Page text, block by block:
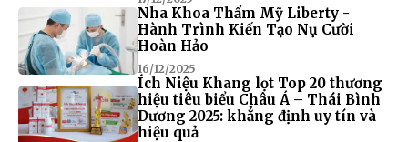
Nha Khoa Thẩm Mỹ Liberty -
Hành Trình Kiến Tạo Nụ Cười
Hoàn Hảo
16/12/2025
Ích Niệu Khang lọt Top 20 thương
hiệu tiêu biểu Châu Á – Thái Bình
Dương 2025: khẳng định uy tín và
hiệu quả